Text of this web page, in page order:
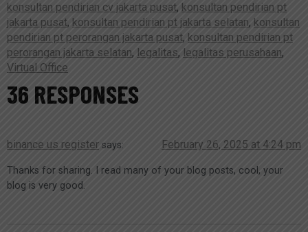
konsultan pendirian cv jakarta pusat, konsultan pendirian pt
jakarta pusat, konsultan pendirian pt jakarta selatan, konsultan
pendirian pt perorangan jakarta pusat, konsultan pendirian pt
perorangan jakarta selatan, legalitas, legalitas perusahaan,
Virtual Office
36 RESPONSES
binance us register says: February 26, 2025 at 4:24 pm
Thanks for sharing. I read many of your blog posts, cool, your
blog is very good.